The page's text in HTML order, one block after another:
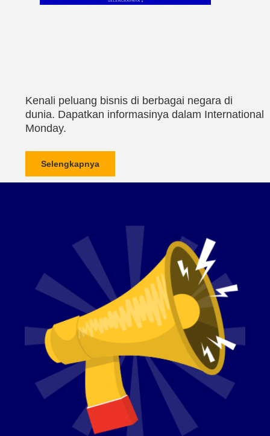
Kenali peluang bisnis di berbagai negara di
dunia. Dapatkan informasinya dalam International
Monday.
Selengkapnya